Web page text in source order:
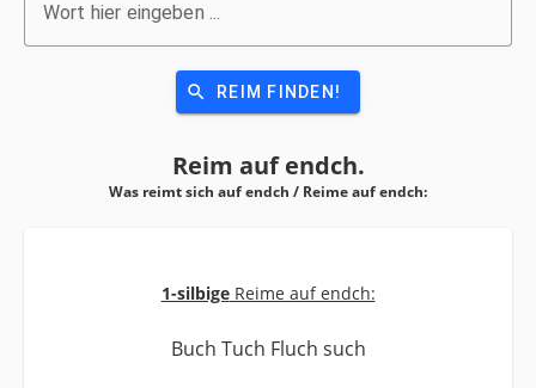
Wort hier eingeben ...
search REIM FINDEN!
Reim aufendch.
Was reimt sich auf endch / Reime aufendch:
1-silbigeReime auf endch:
Buch Tuch Fluch such